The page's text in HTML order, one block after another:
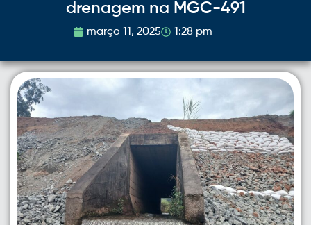
drenagem na MGC-491
março 11, 2025 1:28 pm